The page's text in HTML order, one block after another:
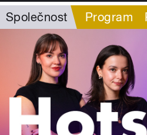
Společnost Program